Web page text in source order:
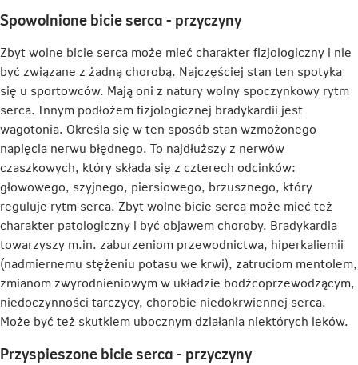
nowej
Spowolnione bicie serca - przyczyny
Zbyt wolne bicie serca może mieć charakter fizjologiczny i nie
być związane z żadną chorobą. Najczęściej stan ten spotyka
się u sportowców. Mają oni z natury wolny spoczynkowy rytm
serca. Innym podłożem fizjologicznej bradykardii jest
wagotonia. Określa się w ten sposób stan wzmożonego
napięcia nerwu błędnego. To najdłuższy z nerwów
czaszkowych, który składa się z czterech odcinków:
głowowego, szyjnego, piersiowego, brzusznego, który
reguluje rytm serca. Zbyt wolne bicie serca może mieć też
charakter patologiczny i być objawem choroby. Bradykardia
towarzyszy m.in. zaburzeniom przewodnictwa, hiperkaliemii
(nadmiernemu stężeniu potasu we krwi), zatruciom mentolem,
zmianom zwyrodnieniowym w układzie bodźcoprzewodzącym,
niedoczynności tarczycy, chorobie niedokrwiennej serca.
Może być też skutkiem ubocznym działania niektórych leków.
Przyspieszone bicie serca - przyczyny